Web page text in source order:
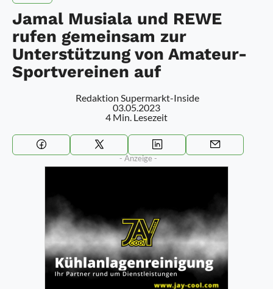
Jamal Musiala und REWE
rufen gemeinsam zur
Unterstützung von Amateur-
Sportvereinen auf
Redaktion Supermarkt-Inside
03.05.2023
4 Min. Lesezeit